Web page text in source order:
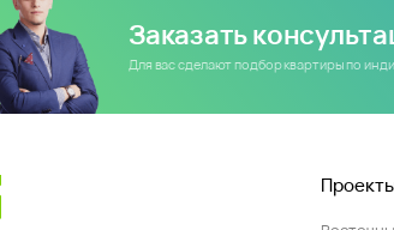
Заказать
Для вас сделают подбор квартиры по